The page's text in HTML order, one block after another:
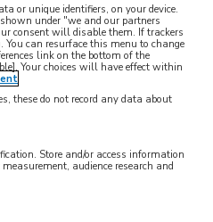
or unique identifiers, on your device.
under "we and our partners
consent will disable them. If trackers
You can resurface this menu to change
link on the bottom of the
Your choices will have effect within
these do not record any data about
Store and/or access information
audience research and